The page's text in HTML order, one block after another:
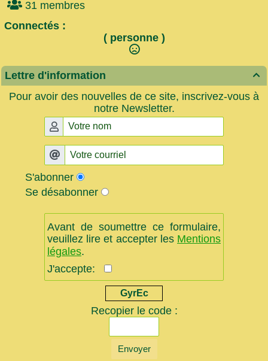
31 membres
Connectés :
( personne )

Lettre d'information
Pour avoir des nouvelles de ce site, inscrivez-vous à
notre Newsletter.
S'abonner
Se désabonner
Avant de soumettre ce formulaire,
veuillez lire et accepter les Mentions
légales.
J'accepte:
GyrEc
Recopier le code :
Envoyer